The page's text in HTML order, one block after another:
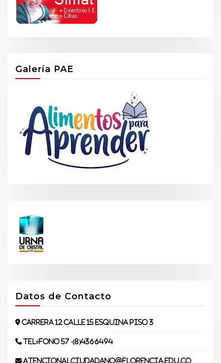
Galería PAE
Datos de Contacto
Carrera 12 Calle 15 Esquina piso 3
Teléfono 57 -(8)4366494
atencionalciudadano@florencia.edu.co